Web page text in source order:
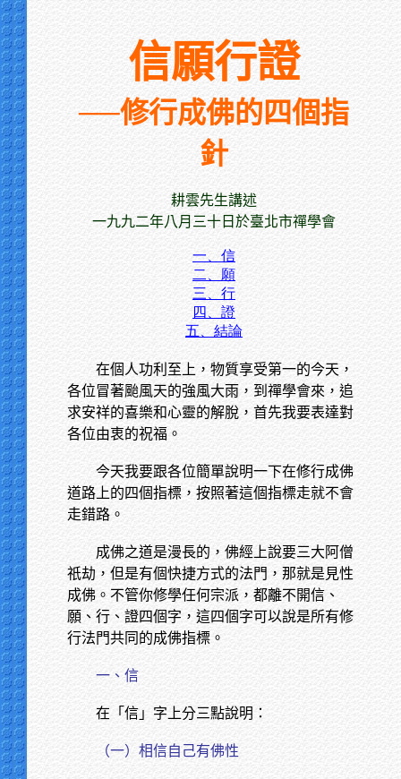
信願行證
──修行成佛的四個指
針
耕雲先生講述
一九九二年八月三十日於臺北市禪學會
一、信
二、願
三、行
四、證
五、結論
在個人功利至上，物質享受第一的今天，
各位冒著颱風天的強風大雨，到禪學會來，追
求安祥的喜樂和心靈的解脫，首先我要表達對
各位由衷的祝福。
今天我要跟各位簡單說明一下在修行成佛
道路上的四個指標，按照著這個指標走就不會
走錯路。
成佛之道是漫長的，佛經上說要三大阿僧
祇劫，但是有個快捷方式的法門，那就是見性
成佛。不管你修學任何宗派，都離不開信、
願、行、證四個字，這四個字可以說是所有修
行法門共同的成佛指標。
一、信
在「信」字上分三點說明：
（一）相信自己有佛性